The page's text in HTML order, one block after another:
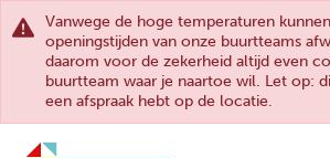
Vanwege de hoge temperaturen
openingstijden van onze buurtteams
daarom voor de zekerheid altijd even
buurtteam waar je naartoe wil. Let op:
een afspraak hebt op de locatie.